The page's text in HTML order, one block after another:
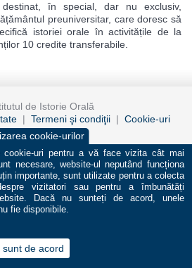
cookie-urilor
cookie-uri pentru a vă face vizita cât mai
necesare, website-ul neputând funcționa
importante, sunt utilizate pentru a colecta
vizitatori sau pentru a îmbunătăți
Dacă nu sunteți de acord, unele
fie disponibile.
sunt de acord
în special, dar nu exclusiv,
preuniversitar, care doresc să
istoriei orale în activitățile de la
10 credite transferabile.
de Istorie Orală
| Termeni şi condiţii | Cookie-uri
by binardesign
bysia vision